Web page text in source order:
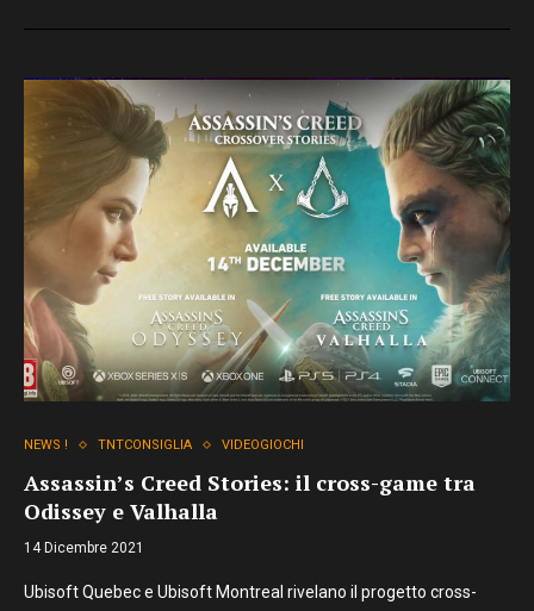
NEWS ! TNTCONSIGLIA VIDEOGIOCHI
Assassin’s Creed Stories: il cross-game tra
Odissey e Valhalla
14 Dicembre 2021
Ubisoft Quebec e Ubisoft Montreal rivelano il progetto cross-